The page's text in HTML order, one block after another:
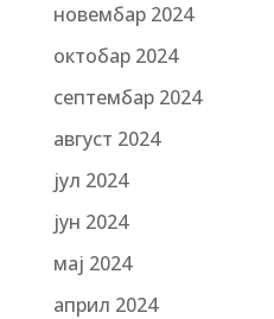
новембар 2024
октобар 2024
септембар 2024
август 2024
јул 2024
јун 2024
мај 2024
април 2024